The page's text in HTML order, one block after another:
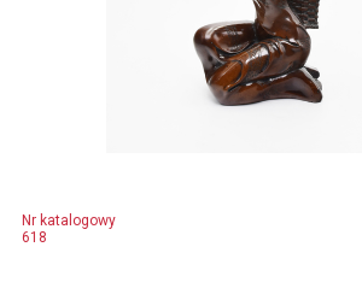
Nr katalogowy
618